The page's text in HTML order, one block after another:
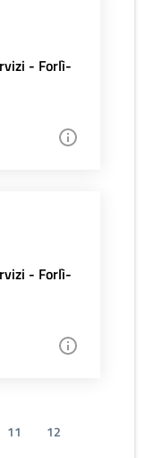
- Forlì-
- Forlì-
11
12